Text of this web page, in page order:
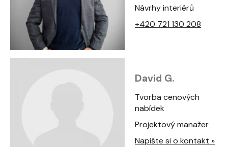
Návrhy interiérů
+420 721 130 208
David G.
Tvorba cenových
nabídek
Projektový manažer
Napište si o kontakt »